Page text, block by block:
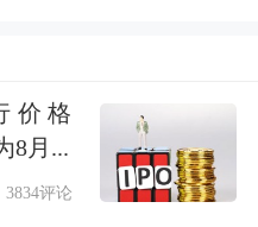
研究保持制造业
落实“两重”“两
就业规模。持续
价格
8月...
3834评论